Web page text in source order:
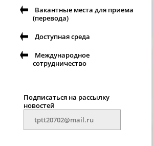
Вакантные места для приема
(перевода)
Доступная среда
Международное
сотрудничество
Подписаться на рассылку
новостей